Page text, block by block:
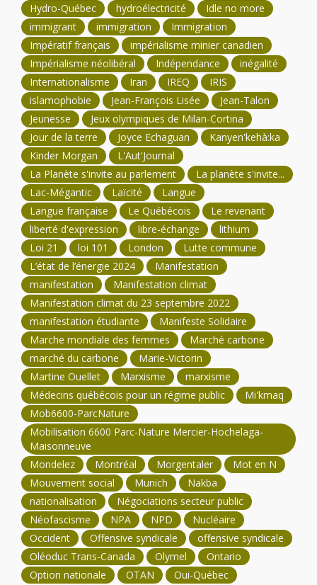
Hydro-Québec
hydroélectricité
Idle no more
immigrant
immigration
Immigration
Impératif français
impérialisme minier canadien
Impérialisme néolibéral
Indépendance
inégalité
Internationalisme
Iran IREQ
IRIS
islamophobie
Jean-François Lisée
Jean-Talon
Jeunesse
Jeux olympiques de Milan-Cortina
Jour de la terre
Joyce Echaguan
Kanyen'kehà:ka
Kinder Morgan
L'Aut'Journal
La Planète s'invite au parlement
La planète s'invite...
Lac-Mégantic
Laïcité
Langue
Langue française
Le Québécois
Le revenant
liberté d'expression
libre-échange
lithium
Loi 21
loi 101 London
Lutte commune
L’état de l’énergie 2024
Manifestation
manifestation
Manifestation climat
Manifestation climat du 23 septembre 2022
manifestation étudiante
Manifeste Solidaire
Marche mondiale des femmes
Marché carbone
marché du carbone
Marie-Victorin
Martine Ouellet
Marxisme
marxisme
Médecins québécois pour un régime public
Mi'kmaq
Mob6600-ParcNature
Mobilisation 6600 Parc-Nature Mercier-Hochelaga-
Maisonneuve
Mondelez
Montréal Morgentaler
Mot en N
Mouvement social
Munich
Nakba
nationalisation
Négociations secteur public
Néofascisme
NPA NPD
Nucléaire
Occident
Offensive syndicale
offensive syndicale
Oléoduc Trans-Canada
Olymel
Ontario
Option nationale
OTAN
Oui-Québec